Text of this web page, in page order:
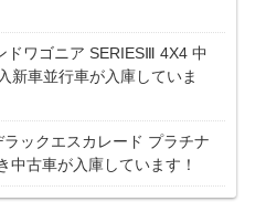
ドワゴニア SERIESⅢ 4X4 中
新車並行車が入庫していま
ラックエスカレード プラチナ
中古車が入庫しています！